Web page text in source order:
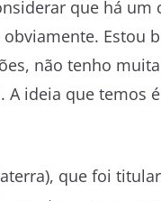
que há um
Estou
não tenho
A ideia que temos
que foi